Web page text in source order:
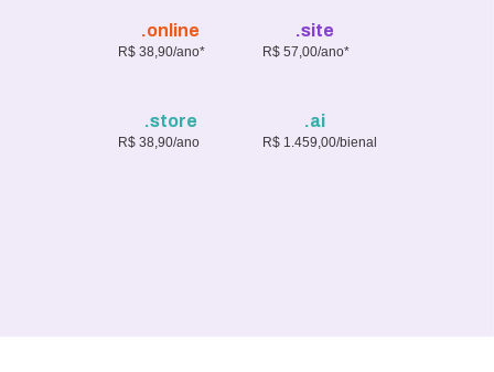
.online
R$ 38,90/ano*
.site
R$ 57,00/ano*
.store
R$ 38,90/ano
.ai
R$ 1.459,00/bienal